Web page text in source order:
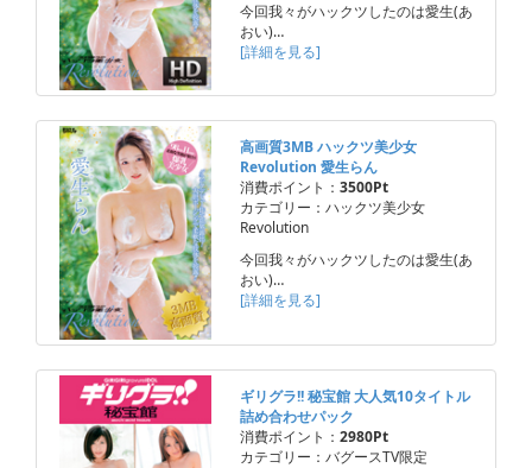
今回我々がハックツしたのは愛生(あ
おい)…
[詳細を見る]
高画質3MB ハックツ美少女
Revolution 愛生らん
消費ポイント： 3500Pt
カテゴリー：ハックツ美少女
Revolution
今回我々がハックツしたのは愛生(あ
おい)…
[詳細を見る]
ギリグラ!! 秘宝館 大人気10タイトル
詰め合わせパック
消費ポイント： 2980Pt
カテゴリー：バグースTV限定